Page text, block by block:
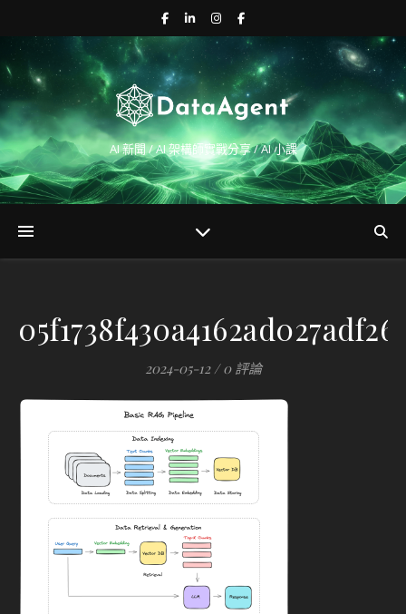
AI 新聞 / AI 架構師實戰分享 / AI 小課
2024-05-12 / 0 評論